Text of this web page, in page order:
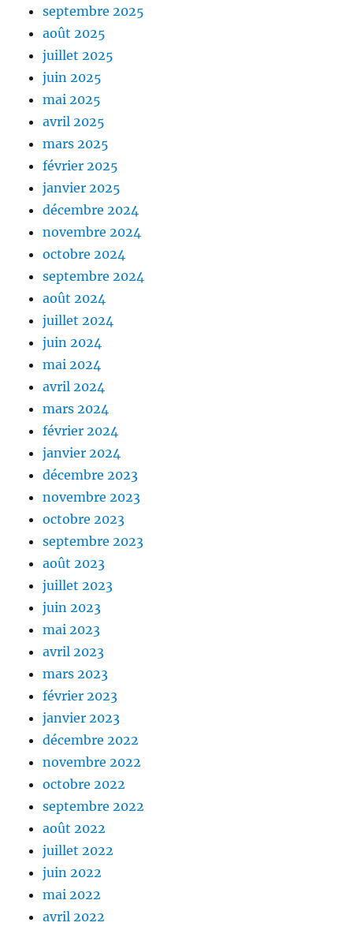
septembre 2025
août 2025
juillet 2025
juin 2025
mai 2025
avril 2025
mars 2025
février 2025
janvier 2025
décembre 2024
novembre 2024
octobre 2024
septembre 2024
août 2024
juillet 2024
juin 2024
mai 2024
avril 2024
mars 2024
février 2024
janvier 2024
décembre 2023
novembre 2023
octobre 2023
septembre 2023
août 2023
juillet 2023
juin 2023
mai 2023
avril 2023
mars 2023
février 2023
janvier 2023
décembre 2022
novembre 2022
octobre 2022
septembre 2022
août 2022
juillet 2022
juin 2022
mai 2022
avril 2022